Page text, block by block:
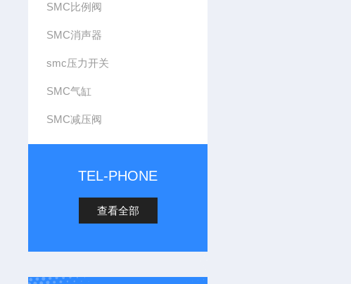
SMC比例阀
SMC消声器
smc压力开关
SMC气缸
SMC减压阀
TEL-PHONE
查看全部